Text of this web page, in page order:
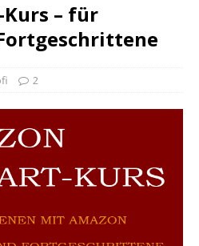
– für
2